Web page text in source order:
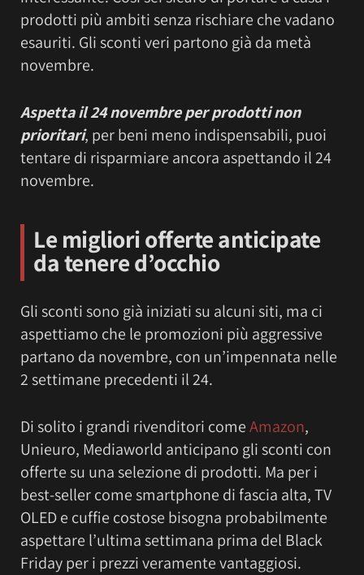
prodotti più ambiti senza rischiare che vadano
esauriti. Gli sconti veri partono già da metà
novembre.
Aspetta il 24 novembre per prodotti non
prioritari, per beni meno indispensabili, puoi
tentare di risparmiare ancora aspettando il 24
novembre.
Le migliori offerte anticipate
da tenere d’occhio
Gli sconti sono già iniziati su alcuni siti, ma ci
aspettiamo che le promozioni più aggressive
partano da novembre, con un’impennata nelle
2 settimane precedenti il 24.
Di solito i grandi rivenditori comeAmazon,
Unieuro, Mediaworld anticipano gli sconti con
offerte su una selezione di prodotti. Ma per i
best-seller come smartphone di fascia alta, TV
OLED e cuffie costose bisogna probabilmente
aspettare l’ultima settimana prima del Black
Friday per i prezzi veramente vantaggiosi.